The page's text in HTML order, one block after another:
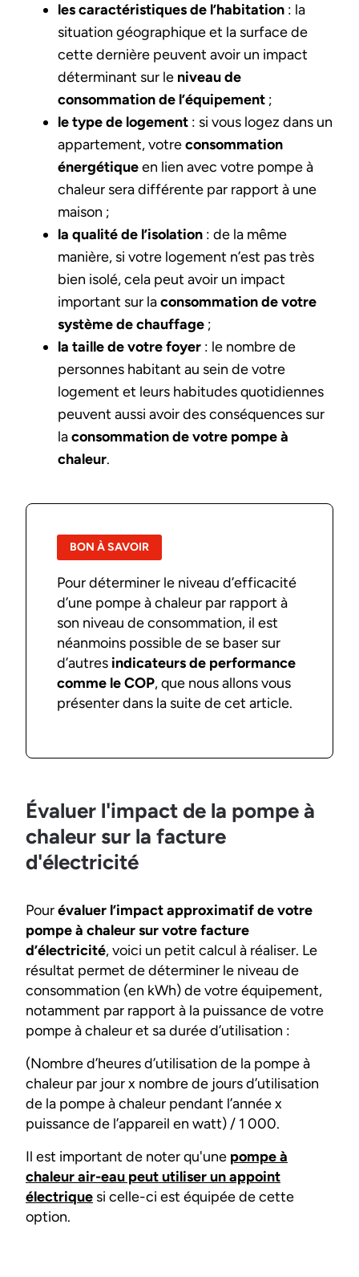
les caractéristiques de l’habitation : la
situation géographique et la surface de
cette dernière peuvent avoir un impact
déterminant sur le niveau de
consommation de l’équipement ;
le type de logement : si vous logez dans un
appartement, votreconsommation
énergétiqueen lien avec votre pompe à
chaleur sera différente par rapport à une
maison ;
la qualité de l’isolation : de la même
manière, si votre logement n’est pas très
bien isolé, cela peut avoir un impact
important sur laconsommation de votre
système de chauffage ;
la taille de votre foyer : le nombre de
personnes habitant au sein de votre
logement et leurs habitudes quotidiennes
peuvent aussi avoir des conséquences sur
laconsommation de votre pompe à
chaleur.
BON À SAVOIR
Pour déterminer le niveau d’efficacité
d’une pompe à chaleur par rapport à
son niveau de consommation, il est
néanmoins possible de se baser sur
d’autres indicateurs de performance
comme le COP, que nous allons vous
présenter dans la suite de cet article.
Évaluer l'impact de la pompe à
chaleur sur la facture
d'électricité
Pourévaluer l’impact approximatif de votre
pompe à chaleur sur votre facture
d’électricité, voici un petit calcul à réaliser. Le
résultat permet de déterminer le niveau de
consommation (en kWh) de votre équipement,
notamment par rapport à la puissance de votre
pompe à chaleur et sa durée d’utilisation :
(Nombre d’heures d’utilisation de la pompe à
chaleur par jour x nombre de jours d’utilisation
de la pompe à chaleur pendant l’année x
puissance de l’appareil en watt) / 1 000.
Il est important de noter qu'une pompe à
chaleur air-eau peut utiliser un appoint
électrique si celle-ci est équipée de cette
option.